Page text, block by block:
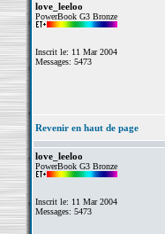
love_leeloo
PowerBook G3 Bronze
Inscrit le: 11 Mar 2004
Messages: 5473
Revenir en haut de page
love_leeloo
PowerBook G3 Bronze
Inscrit le: 11 Mar 2004
Messages: 5473